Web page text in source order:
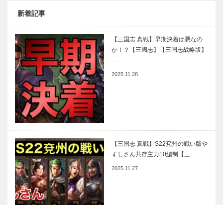
新着記事
【三国志 真戦】早期決着は悪なの
か！？【三國志】【三国志战略版】
…
2025.11.28
【三国志 真戦】S22兗州の戦い版や
すしさん共存主力10編制【三…
2025.11.27